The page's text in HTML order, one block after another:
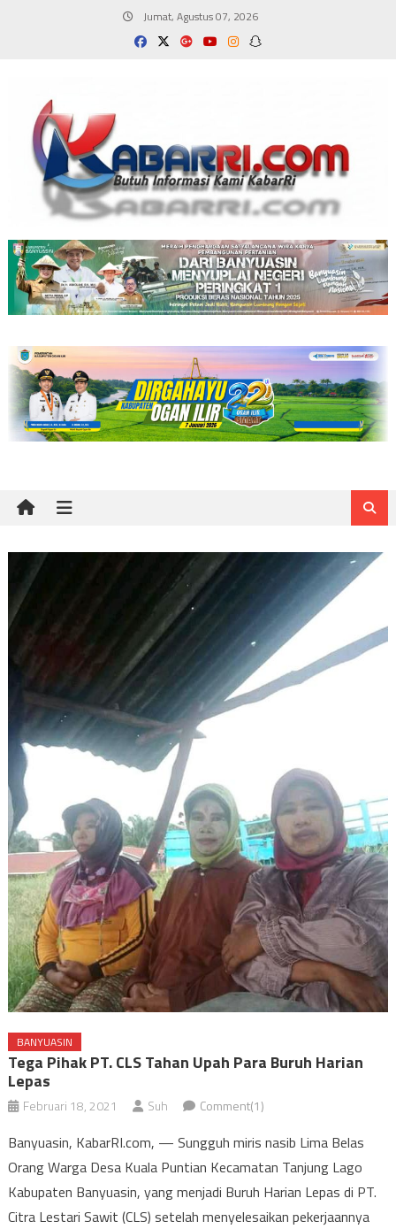
Jumat, Agustus 07, 2026
BANYUASIN
Tega Pihak PT. CLS Tahan Upah Para Buruh Harian
Lepas
Februari 18, 2021 Suh Comment(1)
Banyuasin, KabarRI.com, — Sungguh miris nasib Lima Belas
Orang Warga Desa Kuala Puntian Kecamatan Tanjung Lago
Kabupaten Banyuasin, yang menjadi Buruh Harian Lepas di PT.
Citra Lestari Sawit (CLS) setelah menyelesaikan pekerjaannya